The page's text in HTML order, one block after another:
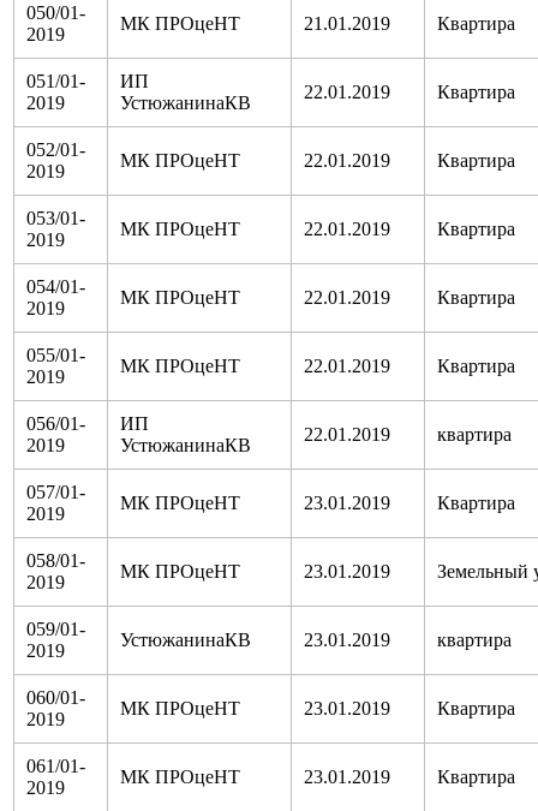
050/01-
2019
МК ПРОцеНТ 21.01.2019 Квартира
051/01-
2019
ИП
УстюжанинаКВ
22.01.2019 Квартира
052/01-
2019
МК ПРОцеНТ 22.01.2019 Квартира
053/01-
2019
МК ПРОцеНТ 22.01.2019 Квартира
054/01-
2019
МК ПРОцеНТ 22.01.2019 Квартира
055/01-
2019
МК ПРОцеНТ 22.01.2019 Квартира
056/01-
2019
ИП
УстюжанинаКВ
22.01.2019 квартира
057/01-
2019
МК ПРОцеНТ 23.01.2019 Квартира
058/01-
2019
МК ПРОцеНТ 23.01.2019 Земельный
059/01-
2019
УстюжанинаКВ 23.01.2019 квартира
060/01-
2019
МК ПРОцеНТ 23.01.2019 Квартира
061/01-
2019
МК ПРОцеНТ 23.01.2019 Квартира